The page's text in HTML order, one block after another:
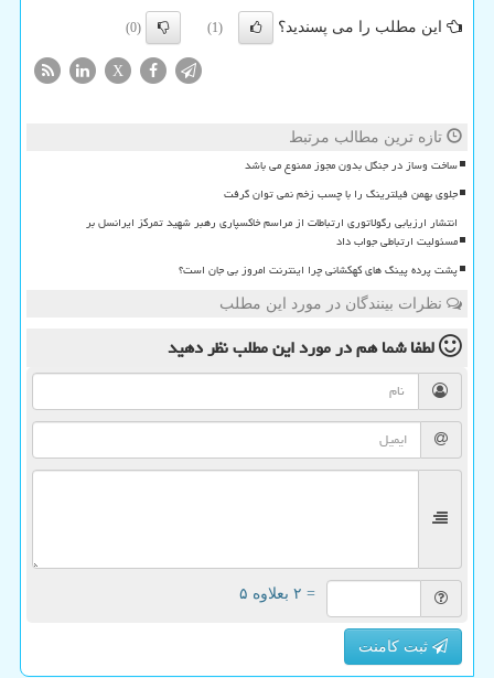
این مطلب را می پسندید؟ (1)
(0)
X
تازه ترین مطالب مرتبط
ساخت وساز در جنگل بدون مجوز ممنوع می باشد
جلوی بهمن فیلترینگ را با چسب زخم نمی توان گرفت
انتشار ارزیابی رگولاتوری ارتباطات از مراسم خاکسپاری رهبر شهید تمرکز ایرانسل بر
مسئولیت ارتباطی جواب داد
پشت پرده پینگ های کهکشانی چرا اینترنت امروز بی جان است؟
نظرات بینندگان در مورد این مطلب
لطفا شما همدر مورد این مطلبنظر دهید
= ۲ بعلاوه ۵
ثبت کامنت